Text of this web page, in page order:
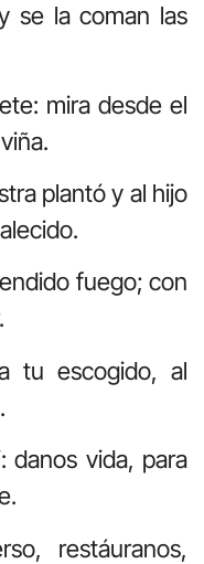
se la coman las
mira desde el
plantó y al hijo
fuego; con
tu escogido, al
danos vida, para
restáuranos,